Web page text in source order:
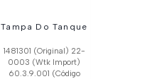
Tampa Do Tanque
1481301 (Original) 22-
0003 (Wtk Import)
60.3.9.001 (Código